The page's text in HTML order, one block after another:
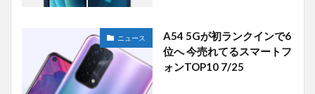
ニュース
A54 5Gが初ランクインで6
位へ 今売れてるスマートフ
ォンTOP10 7/25